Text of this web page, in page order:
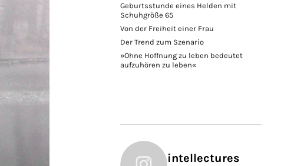
Geburtsstunde eines Helden mit
Schuhgröße 65
Von der Freiheit einer Frau
Der Trend zum Szenario
»Ohne Hoffnung zu leben bedeutet
aufzuhören zu leben«
intellectures